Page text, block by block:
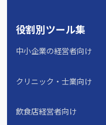
役割別ツール集
中小企業の経営者向け
クリニック・士業向け
飲食店経営者向け